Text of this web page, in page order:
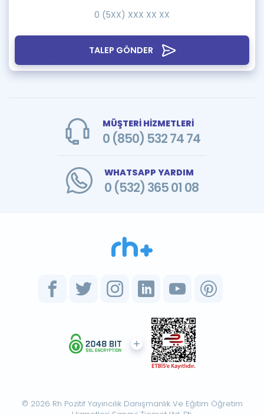
TALEP GÖNDER
MÜŞTERİ HİZMETLERİ
0 (850) 532 74 74
WHATSAPP YARDIM
0 (532) 365 01 08
© 2026 Rh Pozitif Yayıncılık Danışmanlık Ve Eğitim Öğretim